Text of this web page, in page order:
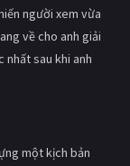
người xem vừa
về cho anh giải
nhất sau khi anh
một kịch bản